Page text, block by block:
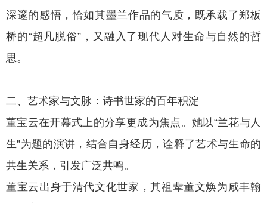
深邃的感悟，恰如其墨兰作品的气质，既承载了郑板
桥的“超凡脱俗”，又融入了现代人对生命与自然的哲
思。
二、艺术家与文脉：诗书世家的百年积淀
董宝云在开幕式上的分享更成为焦点。她以“兰花与人
生”为题的演讲，结合自身经历，诠释了艺术与生命的
共生关系，引发广泛共鸣。
董宝云出身于清代文化世家，其祖辈董文焕为咸丰翰